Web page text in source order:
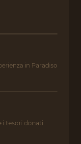
in Paradiso
i tesori donati